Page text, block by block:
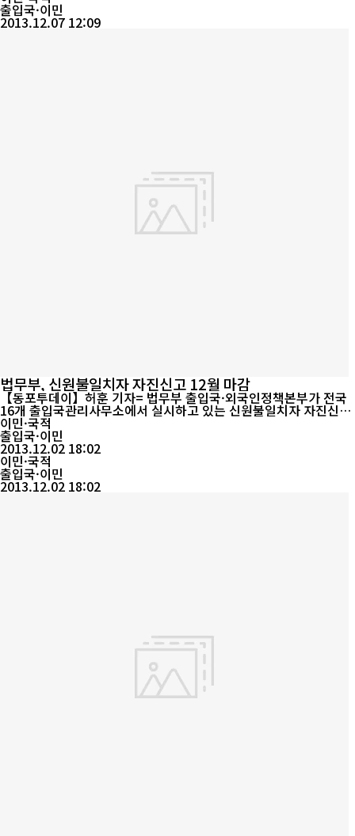
기술교육이 형식적으로 이...
출입국·이민
2013.12.07 12:09
법무부, 신원불일치자 자진신고 12월 마감
【동포투데이】허훈 기자= 법무부 출입국·외국인정책본부가 전국
16개 출입국관리사무소에서 실시하고 있는 신원불일치자 자진신고
가 오는 12월말까지 마감이다.이번 자진신고 대상은 신원불일치자
중 무지 등 부득이한 사정으로 지난 해 자진신고를 하지 못한 사람,
미성년자녀 양육 등 인도적인 배려가 필요한 사람, 대한민국 국적을
이미 취득한 사람이다.법무부는 자진신고한 사람은 출국하여 자국
정부에서 새로 발급받은 ...
이민·국적
출입국·이민
2013.12.02 18:02
이민·국적
출입국·이민
2013.12.02 18:02